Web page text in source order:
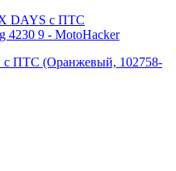
с ПТС (Оранжевый, 102758-